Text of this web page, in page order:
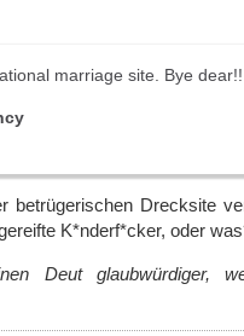
marriage site. Bye dear!!
betrügerischen Drecksite
K*nderf*cker, oder
Deut glaubwürdiger,